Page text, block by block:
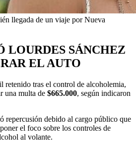
llegada de un viaje por Nueva
LOURDES SÁNCHEZ
EL AUTO
retenido tras el control de alcoholemia,
una multa de $665.000, según indicaron
repercusión debido al cargo público que
el foco sobre los controles de
al volante.